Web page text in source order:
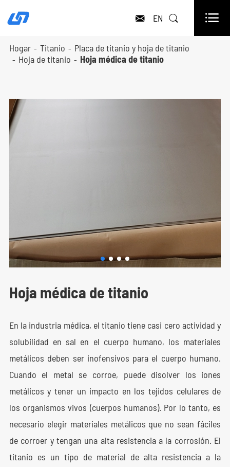
 EN  
Hogar Titanio
Placa de titanio y hoja de titanio
Hoja de titanio
Hoja médica de titanio
Hoja médica de titanio
En la industria médica, el titanio tiene casi cero actividad y
solubilidad en sal en el cuerpo humano, los materiales
metálicos deben ser inofensivos para el cuerpo humano.
Cuando el metal se corroe, puede disolver los iones
metálicos y tener un impacto en los tejidos celulares de
los organismos vivos (cuerpos humanos). Por lo tanto, es
necesario elegir materiales metálicos que no sean fáciles
de corroer y tengan una alta resistencia a la corrosión. El
titanio es un tipo de material de alta resistencia a la